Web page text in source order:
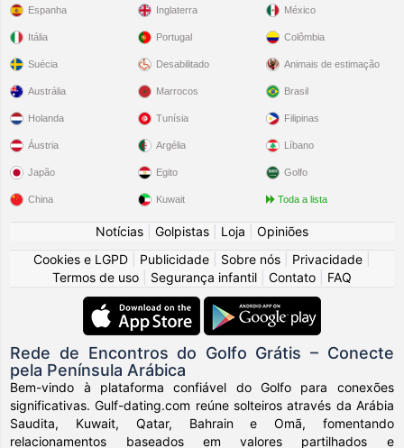
Espanha
Itália
Suécia
Inglaterra
Portugal
Desabilitado
México
Colômbia
Animais de estimação
Austrália
Holanda
Áustria
Japão
China
Marrocos
Tunísia
Argélia
Egito
Kuwait
Brasil
Filipinas
Líbano
Golfo
Toda a lista
Notícias Golpistas Loja
Opiniões
Cookies e LGPD
Publicidade Sobre nós Privacidade
Termos de uso
Segurança infantil Contato FAQ
Rede de Encontros do Golfo Grátis – Conecte
pela Península Arábica
Bem-vindo à plataforma confiável do Golfo para conexões
significativas. Gulf-dating.com reúne solteiros através da Arábia
Saudita, Kuwait, Qatar, Bahrain e Omã, fomentando
relacionamentos baseados em valores partilhados e